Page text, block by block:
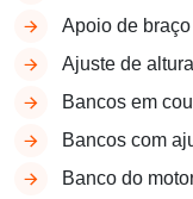
Apoio de braço
Ajuste de
Bancos em
Bancos com
Banco do